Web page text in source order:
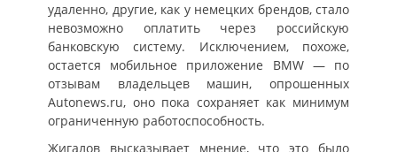
удаленно, другие, как у немецких брендов, стало
невозможно оплатить через российскую
банковскую систему. Исключением, похоже,
остается мобильное приложение BMW — по
отзывам владельцев машин, опрошенных
Autonews.ru, оно пока сохраняет как минимум
ограниченную работоспособность.
Жигалов высказывает мнение, что это было